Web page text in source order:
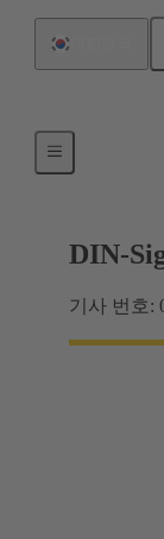
마더보
DIN-
기사 번호: